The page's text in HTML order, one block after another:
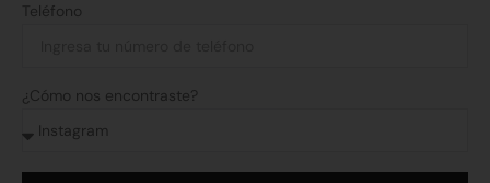
Teléfono
¿Cómo nos encontraste?